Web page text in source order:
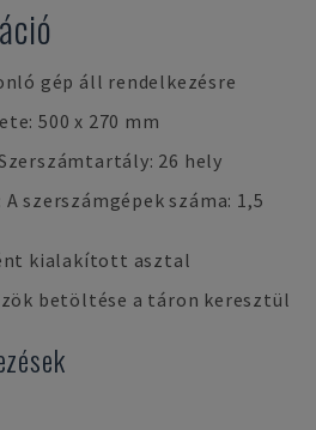
gép áll rendelkezésre
500 x 270 mm
26 hely
szerszámgépek száma: 1,5
kialakított asztal
betöltése a táron keresztül